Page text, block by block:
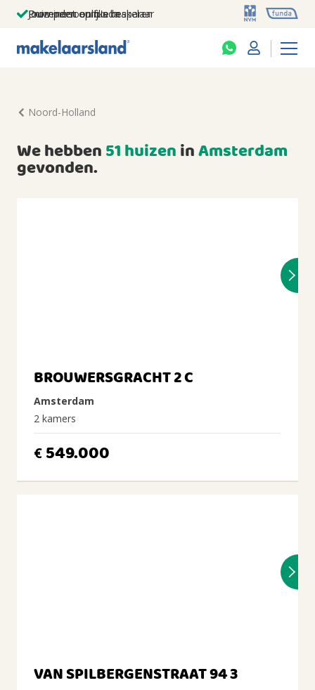
Jouw persoonlijke makelaar
Duizenden euro's besparen
Prominent op funda
Noord-Holland
We hebben51 huizeninAmsterdam
gevonden.
BROUWERSGRACHT 2 C
Amsterdam
2 kamers
€ 549.000
VAN SPILBERGENSTRAAT 94 3